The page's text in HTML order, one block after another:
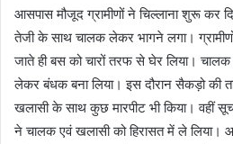
आसपास मौजूद ग्रामीणों ने चिल्लाना शुरू कर
तेजी के साथ चालक लेकर भागने लगा।
जाते ही बस को चारों तरफ से घेर लिया।
लेकर बंधक बना लिया। इस दौरान सैकड़ो की
खलासी के साथ कुछ मारपीट भी किया। वहीं
ने चालक एवं खलासी को हिरासत में ले लिया।